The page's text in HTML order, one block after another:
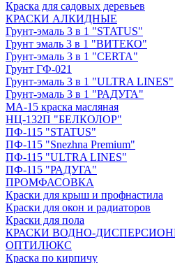
Краска для садовых деревьев
КРАСКИ АЛКИДНЫЕ
Грунт-эмаль 3 в 1 "STATUS"
Грунт эмаль 3 в 1 "ВИТЕКО"
Грунт-эмаль 3 в 1 "CERTA"
Грунт ГФ-021
Грунт-эмаль 3 в 1 "ULTRA LINES"
Грунт-эмаль 3 в 1 "РАДУГА"
МА-15 краска масляная
НЦ-132П "БЕЛКОЛОР"
ПФ-115 "STATUS"
ПФ-115 "Snezhna Premium"
ПФ-115 "ULTRA LINES"
ПФ-115 "РАДУГА"
ПРОМФАСОВКА
Краски для крыш и профнастила
Краски для окон и радиаторов
Краски для пола
КРАСКИ ВОДНО-
ОПТИЛЮКС
Краска по кирпичу